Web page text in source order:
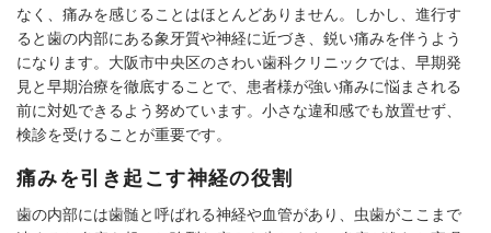
なく、痛みを感じることはほとんどありません。しかし、進行す
ると歯の内部にある象牙質や神経に近づき、鋭い痛みを伴うよう
になります。大阪市中央区のさわい歯科クリニックでは、早期発
見と早期治療を徹底することで、患者様が強い痛みに悩まされる
前に対処できるよう努めています。小さな違和感でも放置せず、
検診を受けることが重要です。
痛みを引き起こす神経の役割
歯の内部には歯髄と呼ばれる神経や血管があり、虫歯がここまで